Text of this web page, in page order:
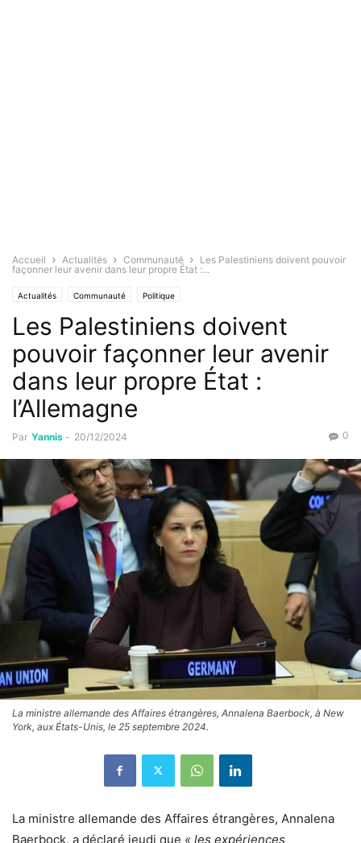
Accueil Actualités Communauté
Les Palestiniens doivent pouvoir
façonner leur avenir dans leur propre État :...
Actualités Communauté Politique
Les Palestiniens doivent
pouvoir façonner leur avenir
dans leur propre État :
l’Allemagne
Par Yannis - 20/12/2024 0
La ministre allemande des Affaires étrangères, Annalena Baerbock, à New
York, aux États-Unis, le 25 septembre 2024.
La ministre allemande des Affaires étrangères, Annalena
Baerbock, a déclaré jeudi que « les expériences